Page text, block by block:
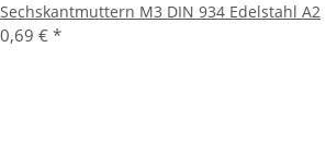
Sechskantmuttern M3 DIN 934 Edelstahl A2
0,69 € *